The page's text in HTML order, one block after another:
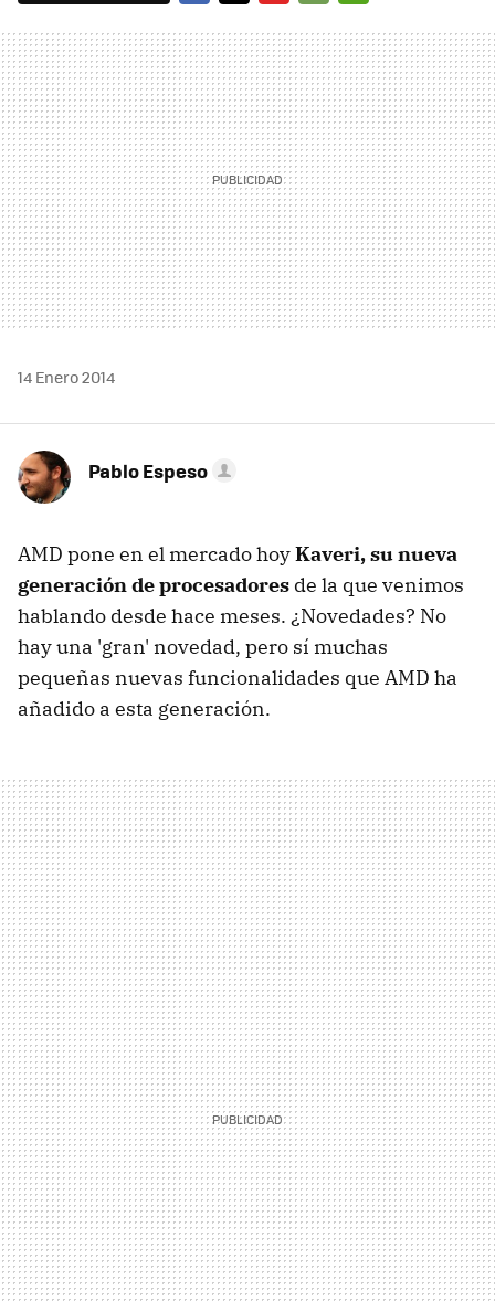
MAIL
14 Enero 2014
Pablo Espeso
AMD pone en el mercado hoyKaveri, su nueva
generación de procesadores de la que venimos
hablando desde hace meses. ¿Novedades? No
hay una 'gran' novedad, pero sí muchas
pequeñas nuevas funcionalidades que AMD ha
añadido a esta generación.